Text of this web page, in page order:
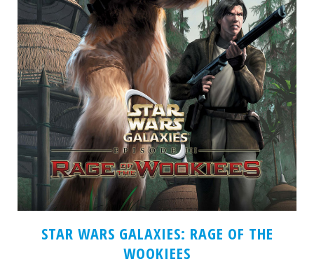
STAR WARS GALAXIES: RAGE OF THE
WOOKIEES